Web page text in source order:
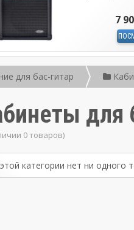
7
для бас-гитар
для
0 товаров)
категории нет ни одного